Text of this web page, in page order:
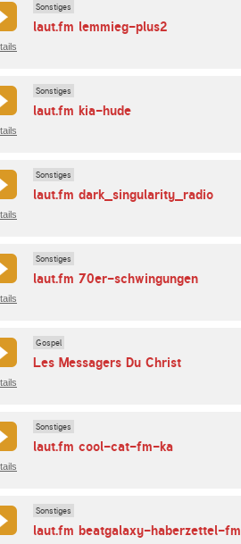
Sonstiges
laut.fm lemmieg-plus2
Sonstiges
laut.fm kia-hude
Sonstiges
laut.fm dark_singularity_radio
Sonstiges
laut.fm 70er-schwingungen
Gospel
Les Messagers Du Christ
Sonstiges
laut.fm cool-cat-fm-ka
Sonstiges
laut.fm beatgalaxy-haberzettel-fm